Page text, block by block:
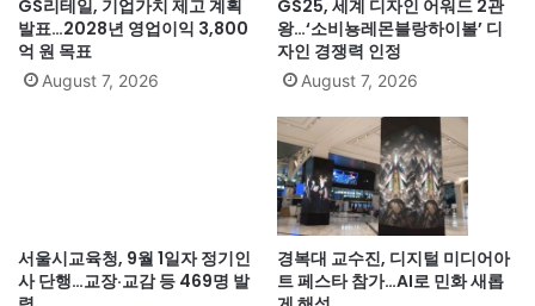
GS리테일, 기업가치 제고 계획
발표…2028년 영업이익 3,800
억 원 목표
August 7, 2026
GS25, 세계 디자인 어워드 2관
왕…‘소비뇽레몬블랑하이볼’ 디
자인 경쟁력 인정
August 7, 2026
서울시교육청, 9월 1일자 정기인
사 단행…교장·교감 등 469명 발
경복대 교수진, 디지털 미디어아
트 페스타 참가…AI로 민화 새롭